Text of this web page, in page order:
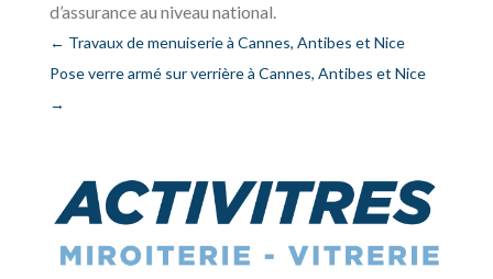
d’assurance au niveau national.
← Travaux de menuiserie à Cannes, Antibes et Nice
Pose verre armé sur verrière à Cannes, Antibes et Nice
→